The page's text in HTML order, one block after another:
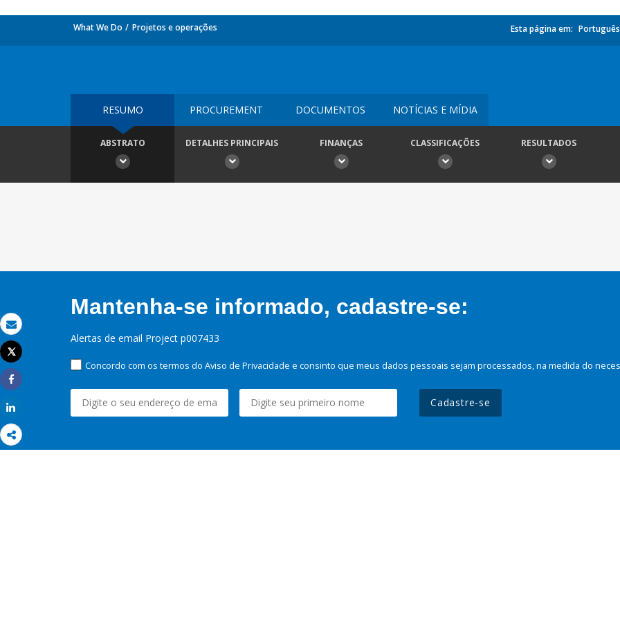
Email
Imprimir
Tweet
Share
What We Do Projetos e operações Esta página em: Português
RESUMO PROCUREMENT DOCUMENTOS NOTÍCIAS E MÍDIA
ABSTRATO DETALHES PRINCIPAIS FINANÇAS CLASSIFICAÇÕES RESULTADOS
Mantenha-se informado, cadastre-se:
Alertas de email Project p007433
Concordo com os termos do Aviso de Privacidade e consinto que meus dados pessoais sejam processados, na medida do
Cadastre-se